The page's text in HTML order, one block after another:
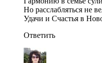
Но расслабляться не
Удачи и Счастья в
Ответить